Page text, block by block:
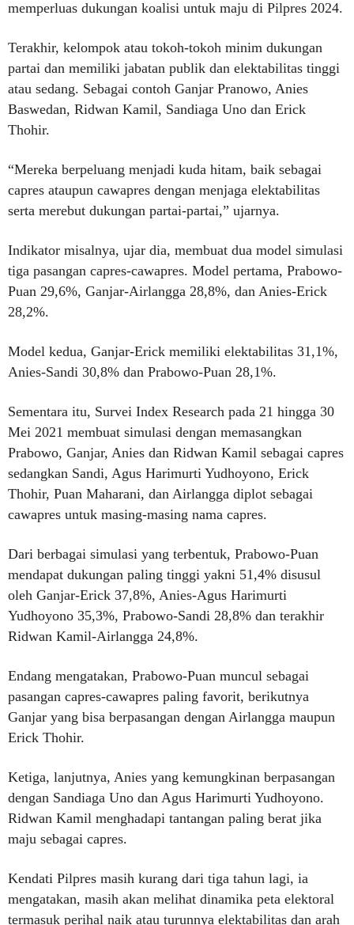
memperluas dukungan koalisi untuk maju di Pilpres 2024.
Terakhir, kelompok atau tokoh-tokoh minim dukungan
partai dan memiliki jabatan publik dan elektabilitas tinggi
atau sedang. Sebagai contoh Ganjar Pranowo, Anies
Baswedan, Ridwan Kamil, Sandiaga Uno dan Erick
Thohir.
“Mereka berpeluang menjadi kuda hitam, baik sebagai
capres ataupun cawapres dengan menjaga elektabilitas
serta merebut dukungan partai-partai,” ujarnya.
Indikator misalnya, ujar dia, membuat dua model simulasi
tiga pasangan capres-cawapres. Model pertama, Prabowo-
Puan 29,6%, Ganjar-Airlangga 28,8%, dan Anies-Erick
28,2%.
Model kedua, Ganjar-Erick memiliki elektabilitas 31,1%,
Anies-Sandi 30,8% dan Prabowo-Puan 28,1%.
Sementara itu, Survei Index Research pada 21 hingga 30
Mei 2021 membuat simulasi dengan memasangkan
Prabowo, Ganjar, Anies dan Ridwan Kamil sebagai capres
sedangkan Sandi, Agus Harimurti Yudhoyono, Erick
Thohir, Puan Maharani, dan Airlangga diplot sebagai
cawapres untuk masing-masing nama capres.
Dari berbagai simulasi yang terbentuk, Prabowo-Puan
mendapat dukungan paling tinggi yakni 51,4% disusul
oleh Ganjar-Erick 37,8%, Anies-Agus Harimurti
Yudhoyono 35,3%, Prabowo-Sandi 28,8% dan terakhir
Ridwan Kamil-Airlangga 24,8%.
Endang mengatakan, Prabowo-Puan muncul sebagai
pasangan capres-cawapres paling favorit, berikutnya
Ganjar yang bisa berpasangan dengan Airlangga maupun
Erick Thohir.
Ketiga, lanjutnya, Anies yang kemungkinan berpasangan
dengan Sandiaga Uno dan Agus Harimurti Yudhoyono.
Ridwan Kamil menghadapi tantangan paling berat jika
maju sebagai capres.
Kendati Pilpres masih kurang dari tiga tahun lagi, ia
mengatakan, masih akan melihat dinamika peta elektoral
termasuk perihal naik atau turunnya elektabilitas dan arah